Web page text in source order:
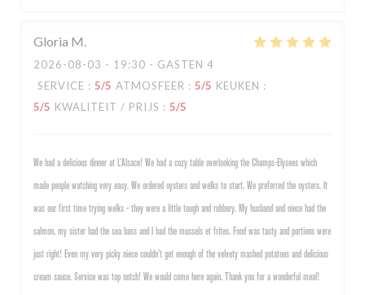
Gloria M
2026-08-03 - 19:30 - GASTEN 4
SERVICE : 5/5 ATMOSFEER : 5/5 KEUKEN :
5/5 KWALITEIT / PRIJS : 5/5
We had a delicious dinner at L’Alsace! We had a cozy table overlooking the Champs-Elysees which
made people watching very easy. We ordered oysters and welks to start. We preferred the oysters. It
was our first time trying welks - they were a little tough and rubbery. My husband and niece had the
salmon, my sister had the sea bass and I had the mussels et frites. Food was tasty and portions were
just right! Even my very picky niece couldn’t get enough of the velvety mashed potatoes and delicious
cream sauce. Service was top notch! We would come here again. Thank you for a wonderful meal!